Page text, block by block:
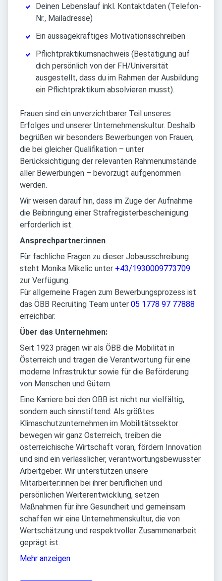
Deinen Lebenslauf inkl. Kontaktdaten (Telefon-
Nr., Mailadresse)
Ein aussagekräftiges Motivationsschreiben
Pflichtpraktikumsnachweis (Bestätigung auf
dich persönlich von der FH/Universität
ausgestellt, dass du im Rahmen der Ausbildung
ein Pflichtpraktikum absolvieren musst).
Frauen sind ein unverzichtbarer Teil unseres
Erfolges und unserer Unternehmenskultur. Deshalb
begrüßen wir besonders Bewerbungen von Frauen,
die bei gleicher Qualifikation – unter
Berücksichtigung der relevanten Rahmenumstände
aller Bewerbungen – bevorzugt aufgenommen
werden.
Wir weisen darauf hin, dass im Zuge der Aufnahme
die Beibringung einer Strafregisterbescheinigung
erforderlich ist.
Ansprechpartner:innen
Für fachliche Fragen zu dieser Jobausschreibung
steht Monika Mikelic unter +43/1930009773709
zur Verfügung.
Für allgemeine Fragen zum Bewerbungsprozess ist
das ÖBB Recruiting Team unter 05 1778 97 77888
erreichbar.
Über das Unternehmen:
Seit 1923 prägen wir als ÖBB die Mobilität in
Österreich und tragen die Verantwortung für eine
moderne Infrastruktur sowie für die Beförderung
von Menschen und Gütern.
Eine Karriere bei den ÖBB ist nicht nur vielfältig,
sondern auch sinnstiftend: Als größtes
Klimaschutzunternehmen im Mobilitätssektor
bewegen wir ganz Österreich, treiben die
österreichische Wirtschaft voran, fördern Innovation
und sind ein verlässlicher, verantwortungsbewusster
Arbeitgeber. Wir unterstützen unsere
Mitarbeiter:innen bei ihrer beruflichen und
persönlichen Weiterentwicklung, setzen
Maßnahmen für ihre Gesundheit und gemeinsam
schaffen wir eine Unternehmenskultur, die von
Wertschätzung und respektvoller Zusammenarbeit
geprägt ist.
Mehr anzeigen